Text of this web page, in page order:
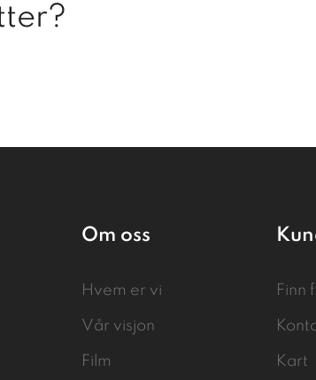
Om oss
Hvem er vi
Vår visjon
Film
Finn
Kart